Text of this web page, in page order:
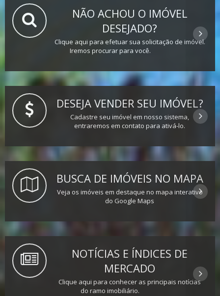
NÃO ACHOU O IMÓVEL
DESEJADO?
Clique aqui para efetuar sua solicitação de imóvel.
Iremos procurar para você.
DESEJA VENDER SEU IMÓVEL?
Cadastre seu imóvel em nosso sistema,
entraremos em contato para ativá-lo.
BUSCA DE IMÓVEIS NO MAPA
Veja os imóveis em destaque no mapa interativo
do Google Maps
NOTÍCIAS E ÍNDICES DE
MERCADO
Clique aqui para conhecer as principais notícias
do ramo imobiliário.